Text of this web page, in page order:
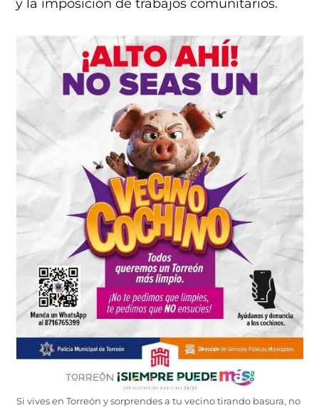
y la imposición de trabajos comunitarios.
Si vives en Torreón y sorprendes a tu vecino tirando basura, no